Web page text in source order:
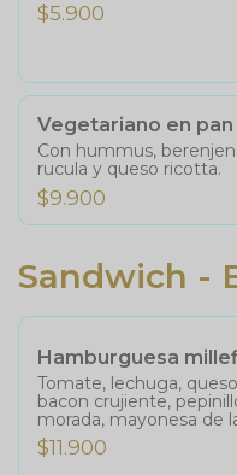
$5.900
Vegetariano en
Con hummus,
rucula y queso ricotta.
$9.900
Sandwich -
Hamburguesa
Tomate, lechuga,
bacon crujiente,
morada, mayonesa de
bbq con papas fritas.
$11.900